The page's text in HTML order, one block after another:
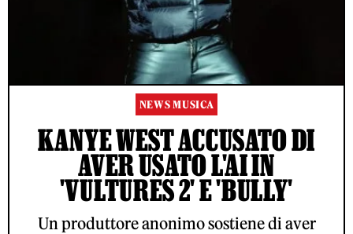
NEWS MUSICA
KANYE WEST ACCUSATO DI
AVER USATO L'AI IN
'VULTURES 2' E 'BULLY'
Un produttore anonimo sostiene di aver